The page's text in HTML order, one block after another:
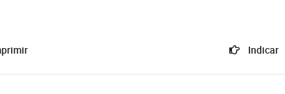
Indicar